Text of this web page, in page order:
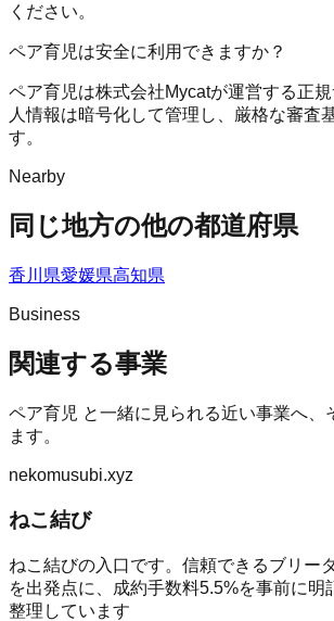
ください。
ペア育児は安全に利用できますか？
ペア育児は株式会社Mycatが運営する正
人情報は暗号化して管理し、厳格な審査
す。
Nearby
同じ地方の他の都道府県
香川県愛媛県高知県
Business
関連する事業
ペア育児 と一緒に見られる近い事業へ、
ます。
nekomusubi.xyz
ねこ結び
ねこ結びの入口です。信頼できるブリー
を出発点に、成約手数料5.5%を事前に明
整理しています